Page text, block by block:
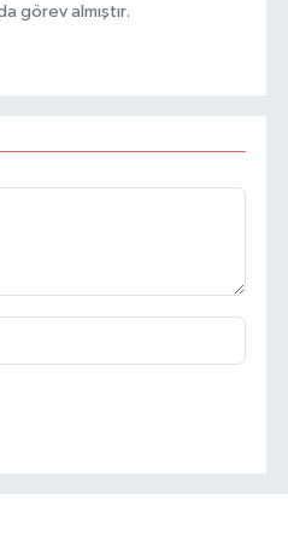
görev almıştır.